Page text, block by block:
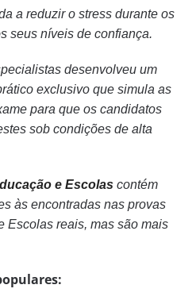
a reduzir o stress durante os
seus níveis de confiança.
desenvolveu um
exclusivo que simula as
para que os candidatos
sob condições de alta
e Escolas contém
às encontradas nas provas
Escolas reais, mas são mais